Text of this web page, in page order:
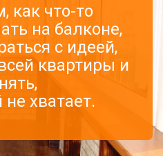
как что-то
на балконе,
с идеей,
квартиры и
не хватает.